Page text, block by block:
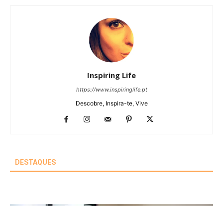
Inspiring Life
https://www.inspiringlife.pt
Descobre, Inspira-te, Vive
DESTAQUES